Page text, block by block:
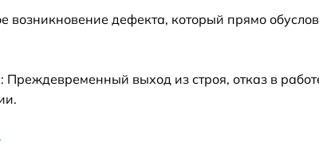
логики
возникновение дефекта, который прямо
выход из строя, отказ в